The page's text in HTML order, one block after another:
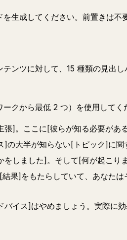
生成してください。前置きは不
ンツに対して、15 種類の見出
クから最低 2 つ）を使用してく
]。ここに[彼らが知る必要があ
の大半が知らない[トピック]に関
しました]。そして[何が起こり
果]をもたらしていて、あなたは
イス]はやめましょう。実際に